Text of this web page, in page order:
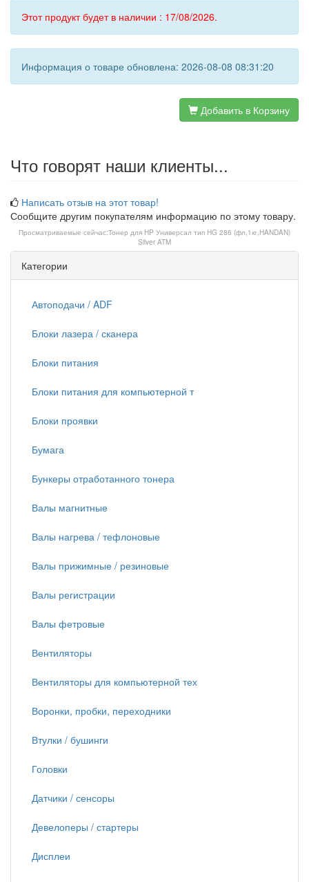
Этот продукт будет в наличии : 17/08/2026.
Информация о товаре обновлена: 2026-08-08 08:31:20
Добавить в Корзину
Что говорят наши клиенты...
Написать отзыв на этот товар!
Сообщите другим покупателям информацию по этому товару.
Просматриваемые сейчас:Тонер для HP Универсал тип HG 286 (фл,1кг,HANDAN)
Silver ATM
Категории
Автоподачи / ADF
Блоки лазера / сканера
Блоки питания
Блоки питания для компьютерной т
Блоки проявки
Бумага
Бункеры отработанного тонера
Валы магнитные
Валы нагрева / тефлоновые
Валы прижимные / резиновые
Валы регистрации
Валы фетровые
Вентиляторы
Вентиляторы для компьютерной тех
Воронки, пробки, переходники
Втулки / бушинги
Головки
Датчики / сенсоры
Девелоперы / стартеры
Дисплеи